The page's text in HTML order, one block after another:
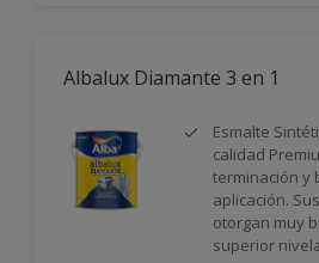
Albalux Diamante 3 en 1
Esmalte
calidad
terminación y
aplicación.
otorgan muy
superior